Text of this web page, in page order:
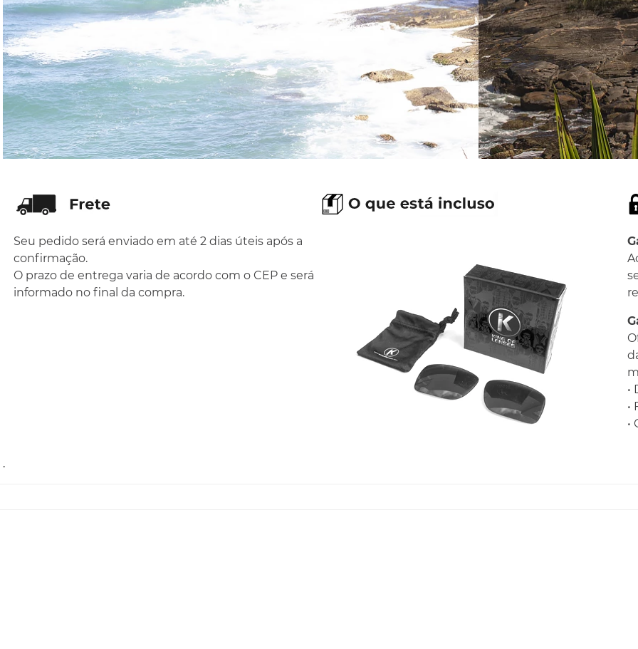
Seu pedido será enviado em até 2 dias úteis após a
confirmação.
O prazo de entrega varia de acordo com o CEP e será
informado no final da compra.
•
•
•
.